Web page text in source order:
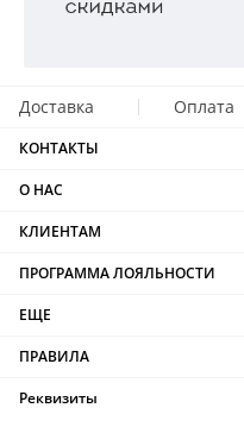
Доставка Оплата
КОНТАКТЫ
О НАС
КЛИЕНТАМ
ПРОГРАММА ЛОЯЛЬНОСТИ
ЕЩЕ
ПРАВИЛА
Реквизиты